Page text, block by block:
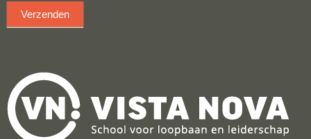
Verzenden